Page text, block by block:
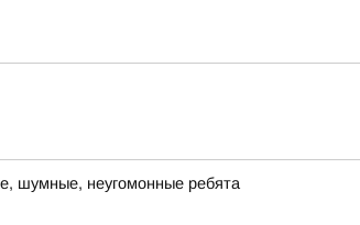
шумные, неугомонные ребята